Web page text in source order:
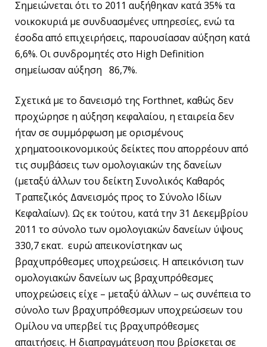
Σημειώνεται ότι το 2011 αυξήθηκαν κατά 35% τα
νοικοκυριά με συνδυασμένες υπηρεσίες, ενώ τα
έσοδα από επιχειρήσεις, παρουσίασαν αύξηση κατά
6,6%. Οι συνδρομητές στο High Definition
σημείωσαν αύξηση 86,7%.
Σχετικά με το δανεισμό της Forthnet, καθώς δεν
προχώρησε η αύξηση κεφαλαίου, η εταιρεία δεν
ήταν σε συμμόρφωση με ορισμένους
χρηματοοικονομικούς δείκτες που απορρέουν από
τις συμβάσεις των ομολογιακών της δανείων
(μεταξύ άλλων του δείκτη Συνολικός Καθαρός
Τραπεζικός Δανεισμός προς το Σύνολο Ιδίων
Κεφαλαίων). Ως εκ τούτου, κατά την 31 Δεκεμβρίου
2011 το σύνολο των ομολογιακών δανείων ύψους
330,7 εκατ. ευρώ απεικονίστηκαν ως
βραχυπρόθεσμες υποχρεώσεις. Η απεικόνιση των
ομολογιακών δανείων ως βραχυπρόθεσμες
υποχρεώσεις είχε – μεταξύ άλλων – ως συνέπεια το
σύνολο των βραχυπρόθεσμων υποχρεώσεων του
Ομίλου να υπερβεί τις βραχυπρόθεσμες
απαιτήσεις. Η διαπραγμάτευση που βρίσκεται σε